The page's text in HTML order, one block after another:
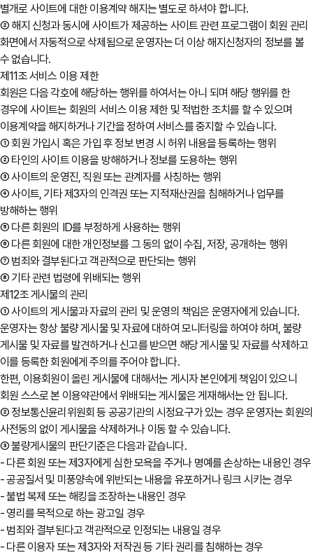
별개로 사이트에 대한 이용계약 해지는 별도로 하셔야 합니다.
② 해지 신청과 동시에 사이트가 제공하는 사이트 관련 프로그램이 회원 관리
화면에서 자동적으로 삭제됨으로 운영자는 더 이상 해지신청자의 정보를 볼
수 없습니다.
제11조 서비스 이용 제한
회원은 다음 각호에 해당하는 행위를 하여서는 아니 되며 해당 행위를 한
경우에 사이트는 회원의 서비스 이용 제한 및 적법한 조치를 할 수 있으며
이용계약을 해지하거나 기간을 정하여 서비스를 중지할 수 있습니다.
① 회원 가입시 혹은 가입 후 정보 변경 시 허위 내용을 등록하는 행위
② 타인의 사이트 이용을 방해하거나 정보를 도용하는 행위
③ 사이트의 운영진, 직원 또는 관계자를 사칭하는 행위
④ 사이트, 기타 제3자의 인격권 또는 지적재산권을 침해하거나 업무를
방해하는 행위
⑤ 다른 회원의 ID를 부정하게 사용하는 행위
⑥ 다른 회원에 대한 개인정보를 그 동의 없이 수집, 저장, 공개하는 행위
⑦ 범죄와 결부된다고 객관적으로 판단되는 행위
⑧ 기타 관련 법령에 위배되는 행위
제12조 게시물의 관리
① 사이트의 게시물과 자료의 관리 및 운영의 책임은 운영자에게 있습니다.
운영자는 항상 불량 게시물 및 자료에 대하여 모니터링을 하여야 하며, 불량
게시물 및 자료를 발견하거나 신고를 받으면 해당 게시물 및 자료를 삭제하고
이를 등록한 회원에게 주의를 주어야 합니다.
한편, 이용회원이 올린 게시물에 대해서는 게시자 본인에게 책임이 있으니
회원 스스로 본 이용약관에서 위배되는 게시물은 게재해서는 안 됩니다.
② 정보통신윤리위원회 등 공공기관의 시정요구가 있는 경우 운영자는 회원의
사전동의 없이 게시물을 삭제하거나 이동 할 수 있습니다.
③ 불량게시물의 판단기준은 다음과 같습니다.
- 다른 회원 또는 제3자에게 심한 모욕을 주거나 명예를 손상하는 내용인 경우
- 공공질서 및 미풍양속에 위반되는 내용을 유포하거나 링크 시키는 경우
- 불법 복제 또는 해킹을 조장하는 내용인 경우
- 영리를 목적으로 하는 광고일 경우
- 범죄와 결부된다고 객관적으로 인정되는 내용일 경우
- 다른 이용자 또는 제3자와 저작권 등 기타 권리를 침해하는 경우